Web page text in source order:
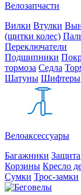
Велозапчасти
Вилки Втулки
(щитки колес)
Переключатели
Подшипники
тормоза Седла
Шатуны Шифтеры
Велоаксессуары
Багажники Защита
Корзины Кресло
Сумки Трос-замки